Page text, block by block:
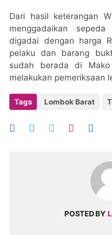
Dari hasil keterangan
menggadaikan
digadai dengan harga
pelaku dan barang
sudah berada di
melakukan pemeriksaan
Tags Lombok Barat
POSTED BY